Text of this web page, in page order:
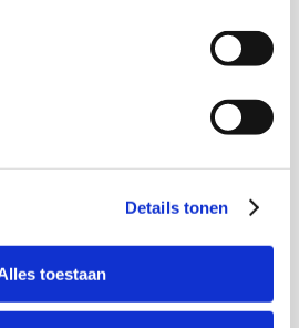
Details tonen
toestaan
slimme
Gezondheidszorg